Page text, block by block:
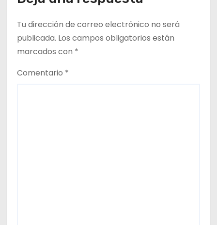
Tu dirección de correo electrónico no será
publicada. Los campos obligatorios están
marcados con *
Comentario *